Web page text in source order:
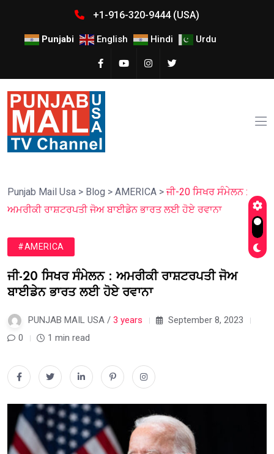
+1-916-320-9444 (USA)
Punjabi English Hindi Urdu
Punjab Mail Usa > Blog > AMERICA >ਜੀ-20 ਸਿਖਰ ਸੰਮੇਲਨ :
ਅਮਰੀਕੀ ਰਾਸ਼ਟਰਪਤੀ ਜੋਅ ਬਾਈਡੇਨ ਭਾਰਤ ਲਈ ਹੋਏ ਰਵਾਨਾ
#AMERICA
ਜੀ-20 ਸਿਖਰ ਸੰਮੇਲਨ : ਅਮਰੀਕੀ ਰਾਸ਼ਟਰਪਤੀ ਜੋਅ
ਬਾਈਡੇਨ ਭਾਰਤ ਲਈ ਹੋਏ ਰਵਾਨਾ
PUNJAB MAIL USA / 3 years
September 8, 2023
0
1 min read